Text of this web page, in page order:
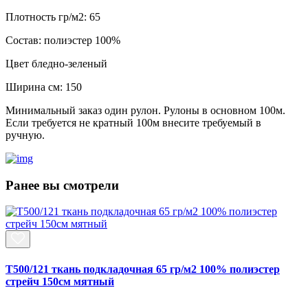
Плотность гр/м2: 65
Состав: полиэстер 100%
Цвет бледно-зеленый
Ширина см: 150
Минимальный заказ один рулон. Рулоны в основном 100м.
Если требуется не кратный 100м внесите требуемый в
ручную.
Ранее вы смотрели
T500/121 ткань подкладочная 65 гр/м2 100% полиэстер
стрейч 150см мятный